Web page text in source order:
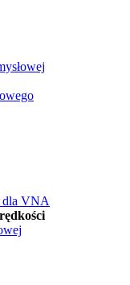
dla VNA